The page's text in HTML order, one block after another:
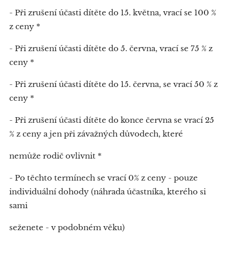
- Při zrušení účasti dítěte do 15. května, vrací se 100 %
z ceny *
- Při zrušení účasti dítěte do 5. června, vrací se 75 % z
ceny *
- Při zrušení účasti dítěte do 15. června, se vrací 50 % z
ceny *
- Při zrušení účasti dítěte do konce června se vrací 25
% z ceny a jen při závažných důvodech, které
nemůže rodič ovlivnit *
- Po těchto termínech se vrací 0% z ceny - pouze
individuální dohody (náhrada účastníka, kterého si
sami
seženete - v podobném věku)